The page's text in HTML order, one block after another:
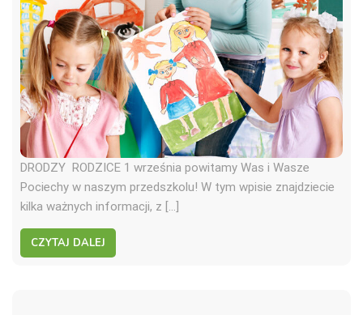
DRODZY RODZICE 1 września powitamy Was i Wasze
Pociechy w naszym przedszkolu! W tym wpisie znajdziecie
kilka ważnych informacji, z […]
CZYTAJ DALEJ